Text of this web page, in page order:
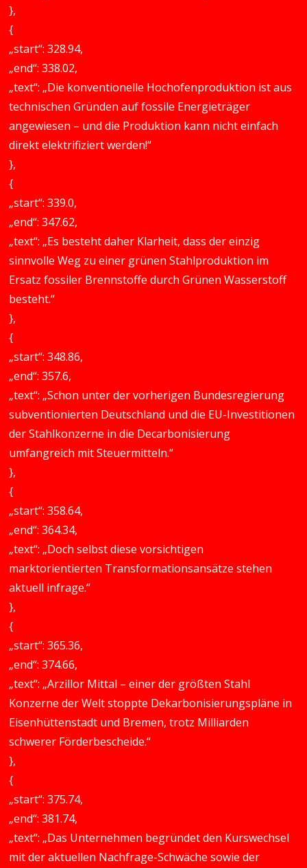
},
{
„start“: 328.94,
„end“: 338.02,
„text“: „Die konventionelle Hochofenproduktion ist aus
technischen Gründen auf fossile Energieträger
angewiesen – und die Produktion kann nicht einfach
direkt elektrifiziert werden!“
},
{
„start“: 339.0,
„end“: 347.62,
„text“: „Es besteht daher Klarheit, dass der einzig
sinnvolle Weg zu einer grünen Stahlproduktion im
Ersatz fossiler Brennstoffe durch Grünen Wasserstoff
besteht.“
},
{
„start“: 348.86,
„end“: 357.6,
„text“: „Schon unter der vorherigen Bundesregierung
subventionierten Deutschland und die EU-Investitionen
der Stahlkonzerne in die Decarbonisierung
umfangreich mit Steuermitteln.“
},
{
„start“: 358.64,
„end“: 364.34,
„text“: „Doch selbst diese vorsichtigen
marktorientierten Transformationsansätze stehen
aktuell infrage.“
},
{
„start“: 365.36,
„end“: 374.66,
„text“: „Arzillor Mittal – einer der größten Stahl
Konzerne der Welt stoppte Dekarbonisierungspläne in
Eisenhüttenstadt und Bremen, trotz Milliarden
schwerer Förderbescheide.“
},
{
„start“: 375.74,
„end“: 381.74,
„text“: „Das Unternehmen begründet den Kurswechsel
mit der aktuellen Nachfrage-Schwäche sowie der